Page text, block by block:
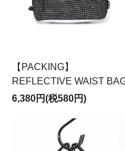
【PACKING】
REFLECTIVE WAIST
6,380円(税580円)